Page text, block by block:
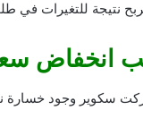
نتيجة للتغيرات في
انخفاض سعر
سكوير وجود خسارة